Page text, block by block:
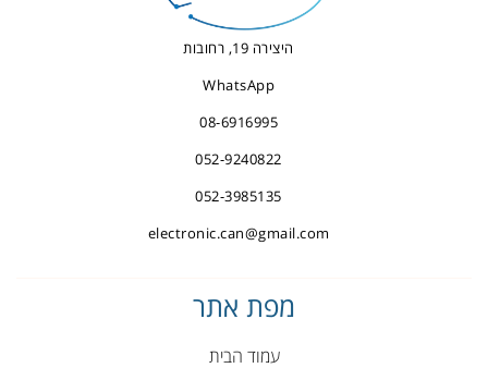
היצירה 19, רחובות
WhatsApp
08-6916995
052-9240822
052-3985135
electronic.can@gmail.com
מפת אתר
עמוד הבית